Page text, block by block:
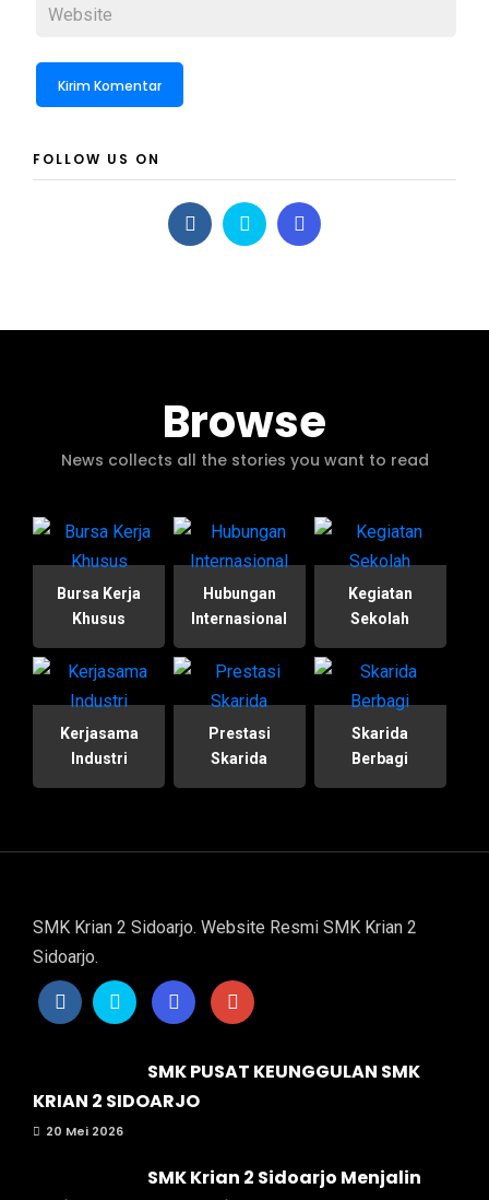
FOLLOW US ON
Browse
News collects all the stories you want to read
Bursa Kerja
Khusus
Hubungan
Internasional
Kegiatan
Sekolah
Kerjasama
Industri
Prestasi
Skarida
Skarida
Berbagi
SMK Krian 2 Sidoarjo. Website Resmi SMK Krian 2
Sidoarjo.
SMK PUSAT KEUNGGULAN SMK
KRIAN 2 SIDOARJO
20 Mei 2026
SMK Krian 2 Sidoarjo Menjalin